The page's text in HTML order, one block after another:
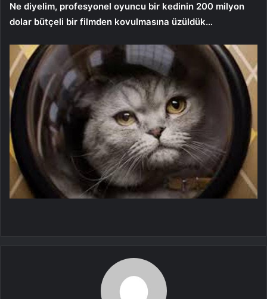
Ne diyelim, profesyonel oyuncu bir kedinin 200 milyon
dolar bütçeli bir filmden kovulmasına üzüldük…